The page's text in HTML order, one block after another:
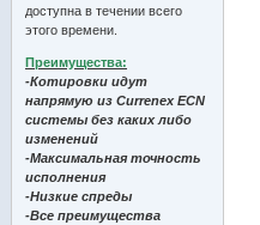
доступна в течении всего
этого времени.
Преимущества:
-Котировки идут
напрямую из Currenex ECN
системы без каких либо
изменений
-Максимальная точность
исполнения
-Низкие спреды
-Все преимущества